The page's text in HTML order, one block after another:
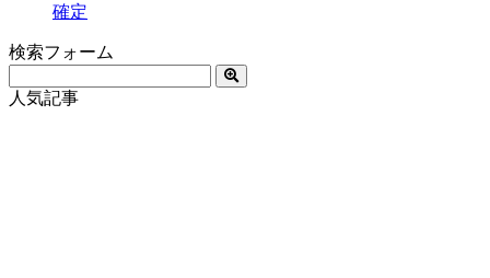
確定
検索フォーム
人気記事